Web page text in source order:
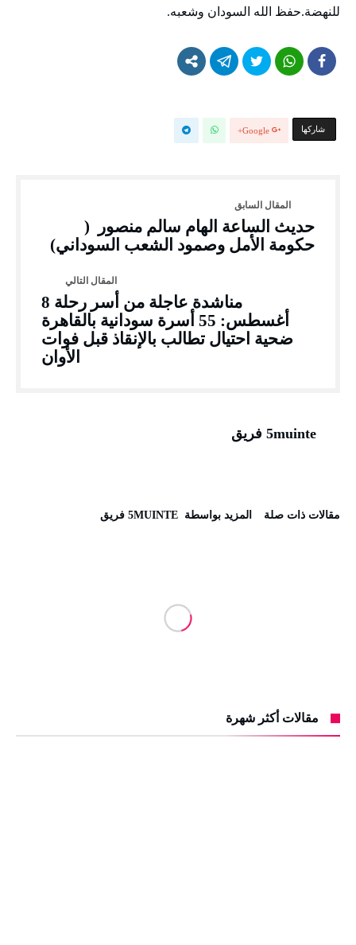
للنهضة.حفظ الله السودان وشعبه.
‫‫ شاركها‬ Google+
حديث الساعة الهام سالم منصور (
حكومة الأمل وصمود الشعب السوداني)
مناشدة عاجلة من أسر رحلة 8
أغسطس: 55 أسرة سودانية بالقاهرة
ضحية احتيال تطالب بالإنقاذ قبل فوات
الأوان
5muinte فريق
‫مقالات ذات صلة‬ ‫‫المزيد بواسطة‬ ‬ 5MUINTE فريق
مقالات أكثر شهرة